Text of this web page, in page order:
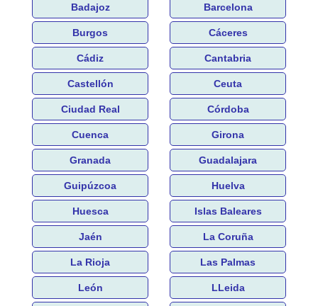
Badajoz Barcelona
Burgos Cáceres
Cádiz Cantabria
Castellón Ceuta
Ciudad Real Córdoba
Cuenca Girona
Granada Guadalajara
Guipúzcoa Huelva
Huesca Islas Baleares
Jaén La Coruña
La Rioja Las Palmas
León LLeida